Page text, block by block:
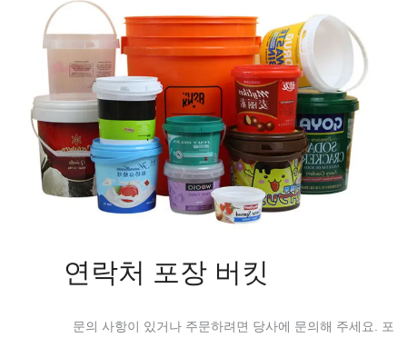
연락처 포장 버킷
문의 사항이 있거나 주문하려면 당사에 문의해 주세요. 포